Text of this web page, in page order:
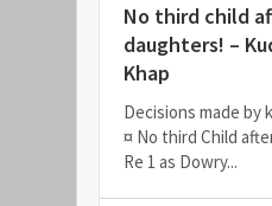
No third child
daughters! –
Khap
Decisions made by
¤ No third Child
Re 1 as Dowry...